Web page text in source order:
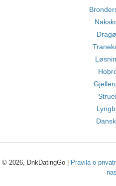
© 2026, DnkDatingGo | Pravila o
nas